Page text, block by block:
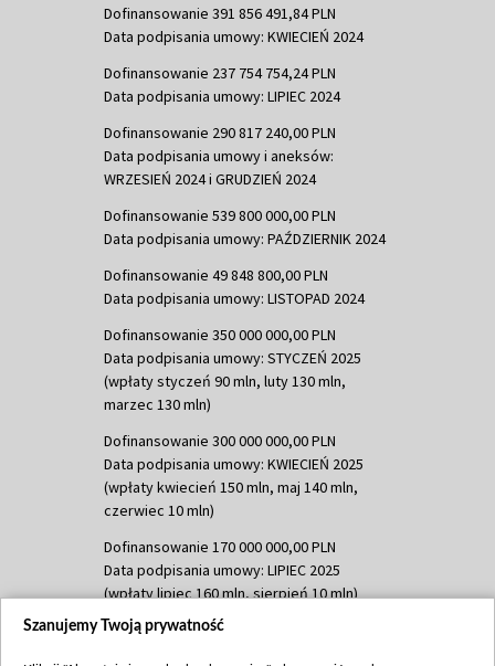
Dofinansowanie 391 856 491,84 PLN
Data podpisania umowy: KWIECIEŃ 2024
Dofinansowanie 237 754 754,24 PLN
Data podpisania umowy: LIPIEC 2024
Dofinansowanie 290 817 240,00 PLN
Data podpisania umowy i aneksów:
WRZESIEŃ 2024 i GRUDZIEŃ 2024
Dofinansowanie 539 800 000,00 PLN
Data podpisania umowy: PAŹDZIERNIK 2024
Dofinansowanie 49 848 800,00 PLN
Data podpisania umowy: LISTOPAD 2024
Dofinansowanie 350 000 000,00 PLN
Data podpisania umowy: STYCZEŃ 2025
(wpłaty styczeń 90 mln, luty 130 mln,
marzec 130 mln)
Dofinansowanie 300 000 000,00 PLN
Data podpisania umowy: KWIECIEŃ 2025
(wpłaty kwiecień 150 mln, maj 140 mln,
czerwiec 10 mln)
Dofinansowanie 170 000 000,00 PLN
Data podpisania umowy: LIPIEC 2025
(wpłaty lipiec 160 mln, sierpień 10 mln)
Dofinansowanie 60 000 000,00 PLN
Szanujemy Twoją prywatność